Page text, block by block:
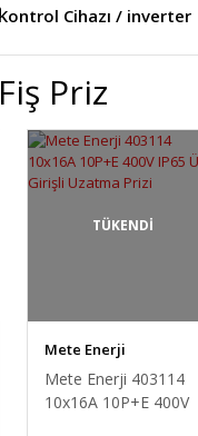
Cihazı / inverter
Priz
TÜKENDİ
Mete Enerji
Mete Enerji 403114
10x16A 10P+E 400V